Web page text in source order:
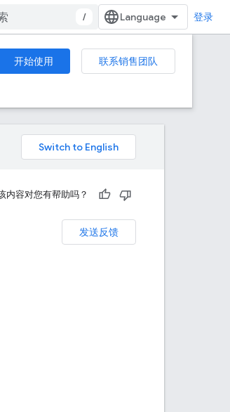
/ 登录
开始使用
联系销售团队
内容对您有帮助吗？
发送反馈